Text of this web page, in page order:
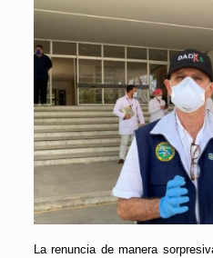
La renuncia de manera